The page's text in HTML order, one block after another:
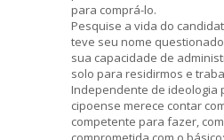
para comprá-lo.
Pesquise a vida do
teve seu nome
sua capacidade de
solo para residirmos e
Independente de ideologia
cipoense merece contar
competente para fazer,